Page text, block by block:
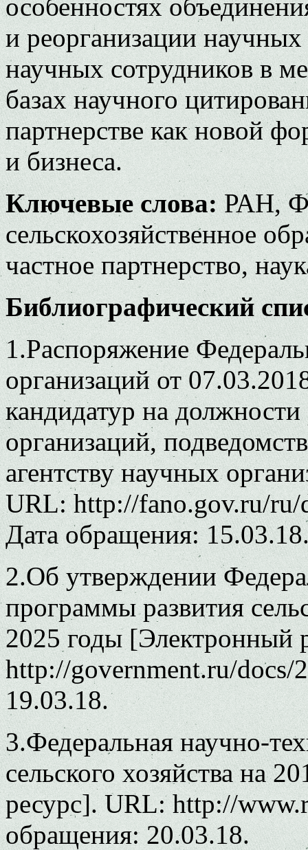
особенностях
и реорганизации
научных сотрудников в
базах научного
партнерстве как новой
и бизнеса.
Ключевые слова:РАН,
сельскохозяйственное
частное партнерство,
Библиографический
1.Распоряжение
организаций от
кандидатур на
организаций,
агентству научных
URL: http://fano.gov.ru/ru/
Дата обращения:
2.Об утверждении
программы развития
2025 годы [Электронный
http://government.ru/docs/
19.03.18.
3.Федеральная научно-
сельского хозяйства на
ресурс]. URL: http://
обращения: 20.03.18.